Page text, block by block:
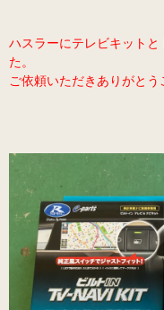
ハスラーにテレビキット
た。
ご依頼いただきありがとう